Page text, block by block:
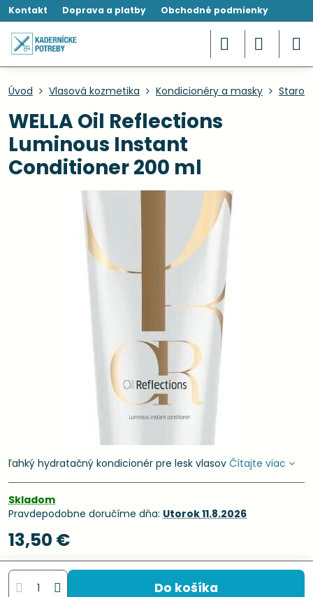
Kontakt Doprava a platby Obchodné podmienky
Úvod Vlasová kozmetika Kondicionéry a masky
WELLA Oil Reflections
Luminous Instant
Conditioner 200 ml
ľahký hydratačný kondicionér pre lesk vlasov Čítajte viac
Skladom
Pravdepodobne doručíme dňa: Utorok11.8.2026
13,50 €
Do košíka